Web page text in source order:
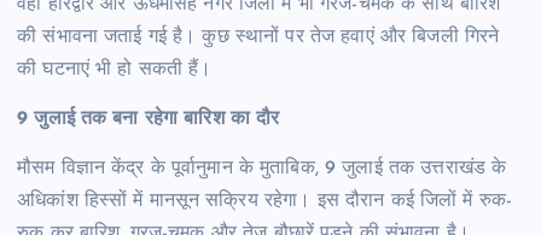
वहीं हरिद्वार और ऊधमसिंह नगर जिलों में भी गरज-चमक के साथ बारिश
की संभावना जताई गई है। कुछ स्थानों पर तेज हवाएं और बिजली गिरने
की घटनाएं भी हो सकती हैं।
9 जुलाई तक बना रहेगा बारिश का दौर
मौसम विज्ञान केंद्र के पूर्वानुमान के मुताबिक, 9 जुलाई तक उत्तराखंड के
अधिकांश हिस्सों में मानसून सक्रिय रहेगा। इस दौरान कई जिलों में रुक-